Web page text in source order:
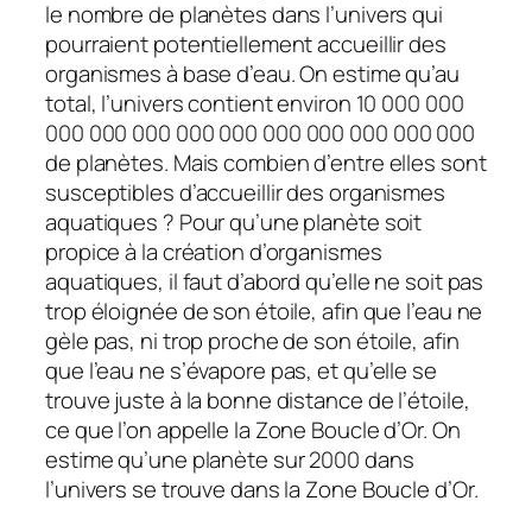
le nombre de planètes dans l’univers qui
pourraient potentiellement accueillir des
organismes à base d’eau. On estime qu’au
total, l’univers contient environ 10 000 000
000 000 000 000 000 000 000 000 000 000
de planètes. Mais combien d’entre elles sont
susceptibles d’accueillir des organismes
aquatiques ? Pour qu’une planète soit
propice à la création d’organismes
aquatiques, il faut d’abord qu’elle ne soit pas
trop éloignée de son étoile, afin que l’eau ne
gèle pas, ni trop proche de son étoile, afin
que l’eau ne s’évapore pas, et qu’elle se
trouve juste à la bonne distance de l’étoile,
ce que l’on appelle la Zone Boucle d’Or. On
estime qu’une planète sur 2000 dans
l’univers se trouve dans la Zone Boucle d’Or.